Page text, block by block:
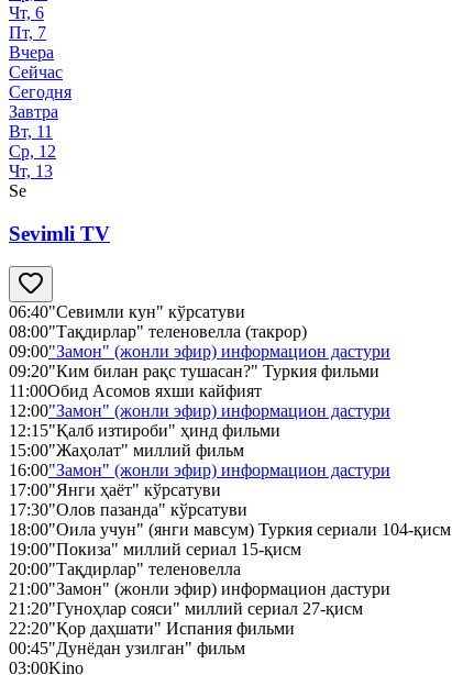
Чт, 6
Пт, 7
Вчера
Сейчас
Сегодня
Завтра
Вт, 11
Ср, 12
Чт, 13
Se
Sevimli TV
06:40"Севимли кун" кўрсатуви
08:00"Тақдирлар" теленовелла (такрор)
09:00"Замон" (жонли эфир) информацион дастури
09:20"Ким билан рақс тушасан?" Туркия фильми
11:00Обид Асомов яхши кайфият
12:00"Замон" (жонли эфир) информацион дастури
12:15"Қалб изтироби" ҳинд фильми
15:00"Жаҳолат" миллий фильм
16:00"Замон" (жонли эфир) информацион дастури
17:00"Янги ҳаёт" кўрсатуви
17:30"Олов пазанда" кўрсатуви
18:00"Оила учун" (янги мавсум) Туркия сериали 104-қисм
19:00"Покиза" миллий сериал 15-қисм
20:00"Тақдирлар" теленовелла
21:00"Замон" (жонли эфир) информацион дастури
21:20"Гуноҳлар сояси" миллий сериал 27-қисм
22:20"Қор даҳшати" Испания фильми
00:45"Дунёдан узилган" фильм
03:00Kino